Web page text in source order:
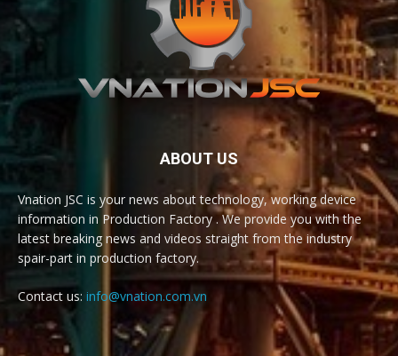
ABOUT US
Vnation JSC is your news about technology, working device
information in Production Factory . We provide you with the
latest breaking news and videos straight from the industry
spair-part in production factory.
Contact us: info@vnation.com.vn